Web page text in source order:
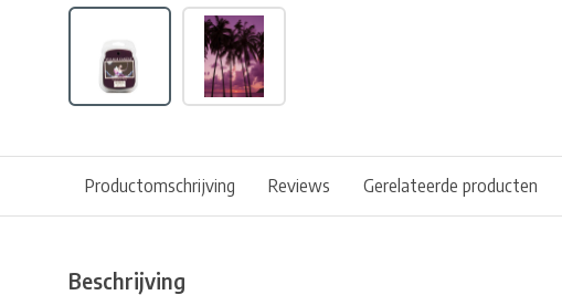
Productomschrijving Reviews Gerelateerde producten
Beschrijving